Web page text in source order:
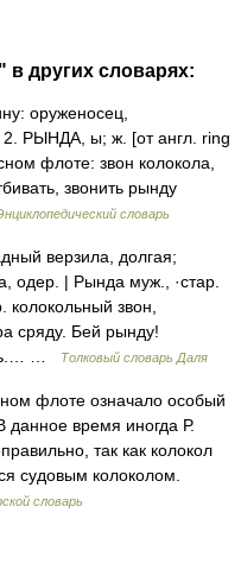
других словарях:
оруженосец,
2. РЫНДА, ы; ж. [от англ. ring
флоте: звон колокола,
звонить рынду
словарь
верзила, долгая;
одер. | Рында муж., ·стар.
звон,
сряду. Бей рынду!
…
Толковый словарь Даля
флоте означало особый
данное время иногда Р.
так как колокол
судовым колоколом.
словарь